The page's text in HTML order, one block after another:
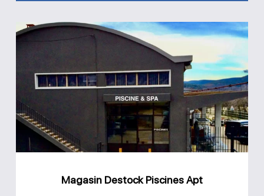
Magasin
Destock
Piscines
Apt
Magasin Destock Piscines Apt